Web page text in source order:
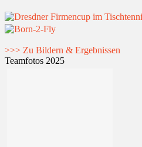
>>> Zu Bildern & Ergebnissen
Teamfotos 2025